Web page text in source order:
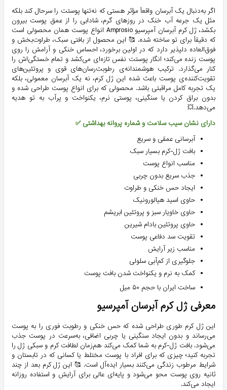
اگر به‌دنبال یک آبرسان واقعاً مؤثر هستی که نه‌تنها پوستت را سرحال کند بلکه
مثل یک جرعه آب خنک در روزهای گرم، شادابی را از عمق پوست بیرون
بکشد، ژل کرم آبرسان آمپرسیو Amprosio انواع پوست همان محصولی است
که دقیقاً برای تو ساخته شده. 🥰 این محصول از بافتی سبک، طراوت‌بخش و
فوق‌العاده دلپذیر دارد که در اولین برخورد، احساس خنکی و آرامش را روی
پوست زنده می‌کند؛ انگار پوستت نفس تازه‌ای می‌کشد و تمام خستگی‌اش را
کنار می‌گذارد. ترکیب هوشمندانه‌ی رطوبت‌رسان‌های قوی و پروتئین‌های
تقویت‌کننده‌ی پوست باعث شده این ژل کرم، نه یک آبرسان معمولی، بلکه
یک تجربه کامل مراقبتی باشد. محصولی که برای انواع پوست طراحی شده و
بدون براق کردن یا سنگینی، پوستی نرم، یکنواخت و پرآب به تو هدیه
می‌دهد.💥
دارای نشان سیب سلامت و شماره پروانه بهداشتی ✅
آبرسانی عمقی و سریع
بافت ژل-کرم بسیار سبک
مناسب انواع پوست
جذب سریع بدون چربی
ایجاد حس خنکی و طراوت
حاوی اسید هیالورونیک
حاوی خاویار سبز و پروتئین ابریشم
حاوی پروتئین بادام شیرین
تقویت سد دفاعی پوست
مناسب زیر آرایش
جلوگیری از کم‌آبی سلولی
کمک به نرم و یکنواخت شدن بافت پوست
ساخت ایران با حجم ۵۰ میل
معرفی ژل کرم آبرسان آمپرسیو
این ژل کرم طوری طراحی شده که حس خنکی و رطوبت فوری را به پوست
می‌رساند و بدون ایجاد سنگینی یا چربی اضافی، به‌سرعت در پوست جذب
می‌شود. بافت ژل-کرم به شما کمک می‌کند هم‌زمان لطافت کرم و سبکی ژل را
تجربه کنید؛ چیزی که برای افراد با پوست مختلط یا کسانی که در تابستان و
شرایط مرطوب زندگی می‌کنند بسیار ایده‌آل است. 🥰 این ژل کرم بعد از چند
ثانیه روی پوست محو می‌شود و پایه‌ای عالی برای آرایش و استفاده روزانه
ایجاد می‌کند.